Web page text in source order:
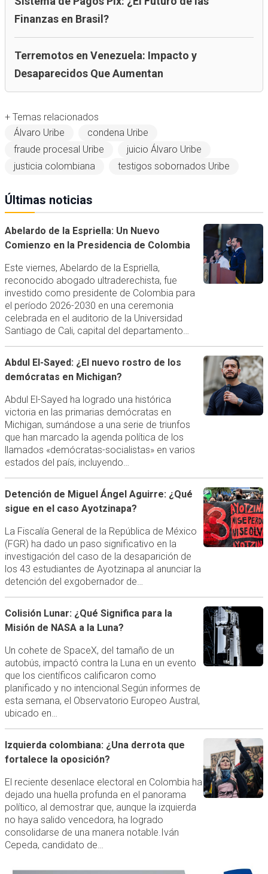
Finanzas en Brasil?
Terremotos en Venezuela: Impacto y
Desaparecidos Que Aumentan
+ Temas relacionados
Álvaro Uribe
condena Uribe
fraude procesal Uribe
juicio Álvaro Uribe
justicia colombiana
testigos sobornados Uribe
Últimas noticias
Abelardo de la Espriella: Un Nuevo
Comienzo en la Presidencia de Colombia
Este viernes, Abelardo de la Espriella,
reconocido abogado ultraderechista, fue
investido como presidente de Colombia para
el período 2026-2030 en una ceremonia
celebrada en el auditorio de la Universidad
Santiago de Cali, capital del departamento…
Abdul El-Sayed: ¿El nuevo rostro de los
demócratas en Michigan?
Abdul El-Sayed ha logrado una histórica
victoria en las primarias demócratas en
Michigan, sumándose a una serie de triunfos
que han marcado la agenda política de los
llamados «demócratas-socialistas» en varios
estados del país, incluyendo…
Detención de Miguel Ángel Aguirre: ¿Qué
sigue en el caso Ayotzinapa?
La Fiscalía General de la República de México
(FGR) ha dado un paso significativo en la
investigación del caso de la desaparición de
los 43 estudiantes de Ayotzinapa al anunciar la
detención del exgobernador de…
Colisión Lunar: ¿Qué Significa para la
Misión de NASA a la Luna?
Un cohete de SpaceX, del tamaño de un
autobús, impactó contra la Luna en un evento
que los científicos calificaron como
planificado y no intencional.Según informes de
esta semana, el Observatorio Europeo Austral,
ubicado en…
Izquierda colombiana: ¿Una derrota que
fortalece la oposición?
El reciente desenlace electoral en Colombia ha
dejado una huella profunda en el panorama
político, al demostrar que, aunque la izquierda
no haya salido vencedora, ha logrado
consolidarse de una manera notable.Iván
Cepeda, candidato de…